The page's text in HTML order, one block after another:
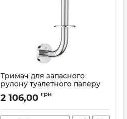
Тримач для запасного
рулону туалетного паперу
Grohe Essentials New
(40385001)
Артикул: 40385001
2 106,00 грн